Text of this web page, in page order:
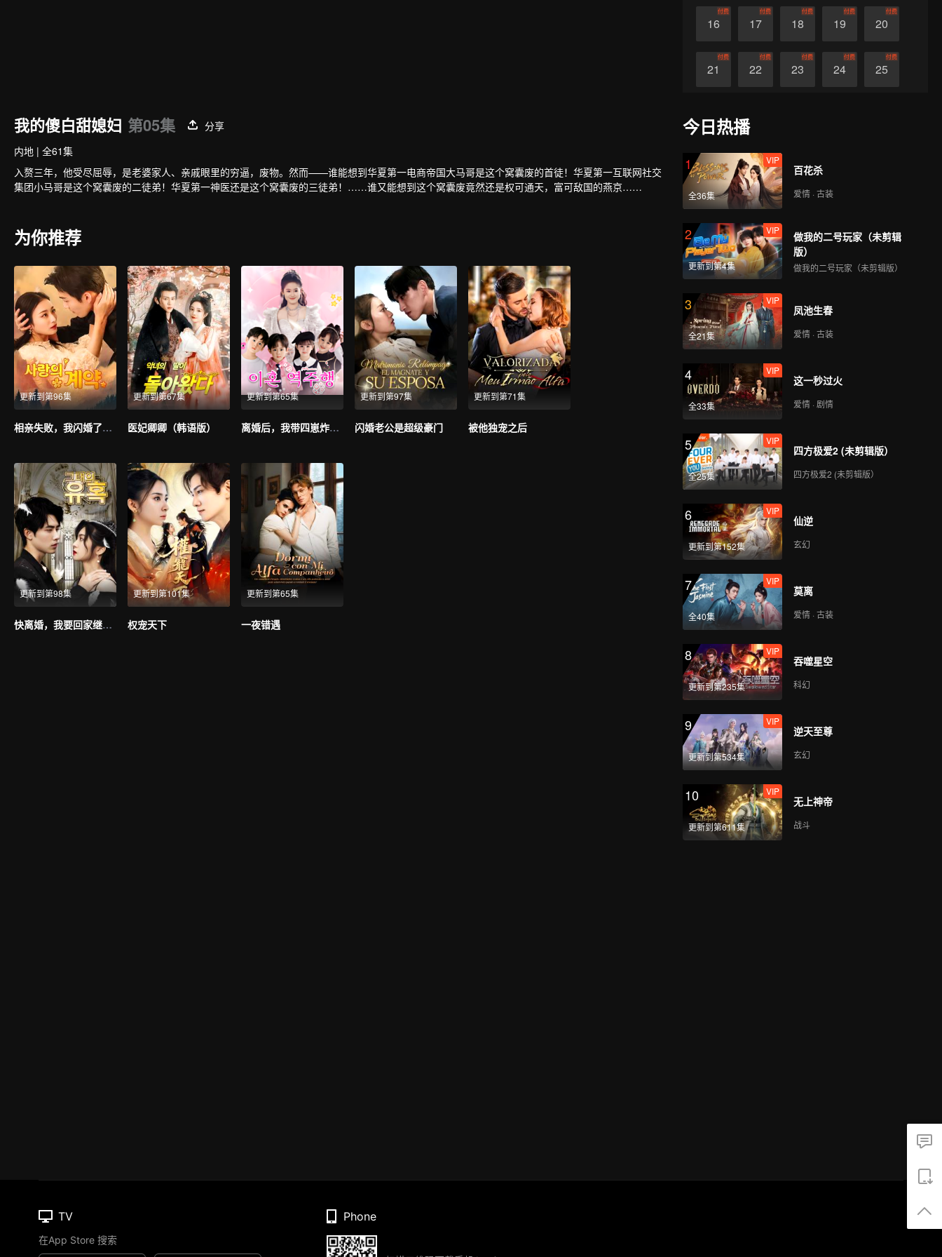
16
付费
17
付费
18
付费
19
付费
20
付费
21
付费
22
付费
23
付费
24
付费
25
付费
27
我的傻白甜媳妇 第05集
分享
内地 | 全61集
入赘三年，他受尽屈辱，是老婆家人、亲戚眼里的穷逼，废物。然而——谁能想到华夏第一电商帝国大马哥是这个窝囊废的首徒！华夏第一互联网社交
集团小马哥是这个窝囊废的二徒弟！华夏第一神医还是这个窝囊废的三徒弟！……谁又能想到这个窝囊废竟然还是权可通天，富可敌国的燕京……
为你推荐
更新到第96集
相亲失败，我闪婚了个千亿霸总
更新到第67集
医妃卿卿（韩语版）
更新到第65集
离婚后，我带四崽炸翻前夫家（韩语版）
更新到第97集
闪婚老公是超级豪门
更新到第71集
被他独宠之后
更新到第98集
快离婚，我要回家继承亿万家产（韩语版）
更新到第101集
权宠天下
更新到第65集
一夜错遇
今日热播
1
全36集
VIP
百花杀
爱情 · 古装
2
更新到第4集
VIP
做我的二号玩家（未剪辑
版）
做我的二号玩家（未剪辑版）
3
全21集
VIP
凤池生春
爱情 · 古装
4
全33集
VIP
这一秒过火
爱情 · 剧情
5
全25集
VIP
四方极爱2 (未剪辑版）
四方极爱2 (未剪辑版）
6
更新到第152集
VIP
仙逆
玄幻
7
全40集
VIP
莫离
爱情 · 古装
8
更新到第235集
VIP
吞噬星空
科幻
9
更新到第534集
VIP
逆天至尊
玄幻
10
更新到第611集
VIP
无上神帝
战斗
TV
在App Store 搜索
Phone